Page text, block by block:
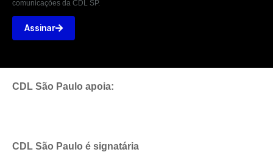
comunicações da CDL SP.
Assinar
CDL São Paulo apoia:
CDL São Paulo é signatária